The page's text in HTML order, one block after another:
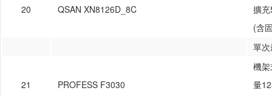
20 QSAN XN8126D_8C
擴
(含
單
21 PROFESS F3030
機
量